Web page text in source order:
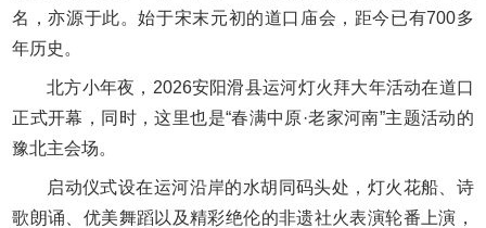
名，亦源于此。始于宋末元初的道口庙会，距今已有700多
年历史。
北方小年夜，2026安阳滑县运河灯火拜大年活动在道口
正式开幕，同时，这里也是“春满中原·老家河南”主题活动的
豫北主会场。
启动仪式设在运河沿岸的水胡同码头处，灯火花船、诗
歌朗诵、优美舞蹈以及精彩绝伦的非遗社火表演轮番上演，